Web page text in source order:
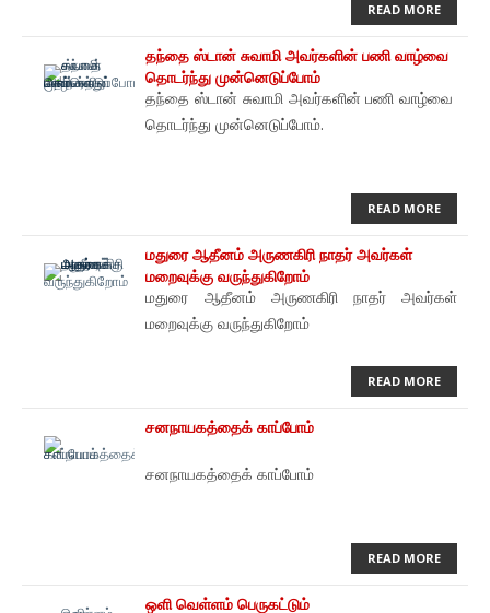
READ MORE
தந்தை ஸ்டான் சுவாமி அவர்களின் பணி வாழ்வை
தொடர்ந்து முன்னெடுப்போம்
தந்தை ஸ்டான் சுவாமி அவர்களின் பணி வாழ்வை
தொடர்ந்து முன்னெடுப்போம்.
READ MORE
மதுரை ஆதீனம் அருணகிரி நாதர் அவர்கள்
மறைவுக்கு வருந்துகிறோம்
மதுரை ஆதீனம் அருணகிரி நாதர் அவர்கள்
மறைவுக்கு வருந்துகிறோம்
READ MORE
சனநாயகத்தைக் காப்போம்
சனநாயகத்தைக் காப்போம்
READ MORE
ஒளி வெள்ளம் பெருகட்டும்